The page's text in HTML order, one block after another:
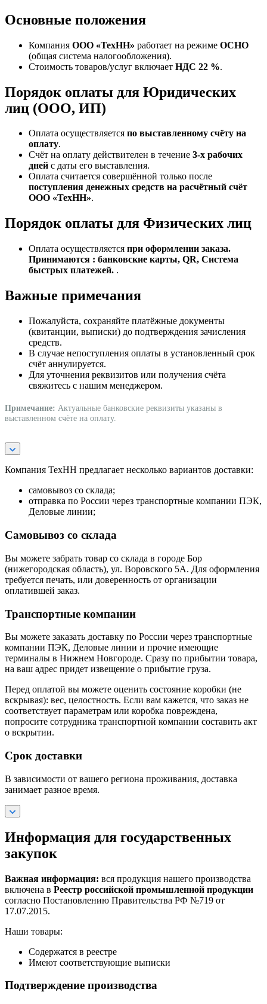
Основные положения
Компания ООО «ТехНН» работает на режиме ОСНО
(общая система налогообложения).
Стоимость товаров/услуг включает НДС 22 %.
Порядок оплаты для Юридических
лиц (ООО, ИП)
Оплата осуществляется по выставленному счёту на
оплату.
Счёт на оплату действителен в течение 3‑х рабочих
дней с даты его выставления.
Оплата считается совершённой только после
поступления денежных средств на расчётный счёт
ООО «ТехНН».
Порядок оплаты для Физических лиц
Оплата осуществляется при оформлении заказа.
Принимаются : банковские карты, QR, Система
быстрых платежей. .
Важные примечания
Пожалуйста, сохраняйте платёжные документы
(квитанции, выписки) до подтверждения зачисления
средств.
В случае непоступления оплаты в установленный срок
счёт аннулируется.
Для уточнения реквизитов или получения счёта
свяжитесь с нашим менеджером.
Примечание: Актуальные банковские реквизиты указаны в
выставленном счёте на оплату.
Компания ТехНН предлагает несколько вариантов доставки:
самовывоз со склада;
отправка по России через транспортные компании ПЭК,
Деловые линии;
Самовывоз со склада
Вы можете забрать товар со склада в городе Бор
(нижегородская область), ул. Воровского 5А. Для оформления
требуется печать, или доверенность от организации
оплатившей заказ.
Транспортные компании
Вы можете заказать доставку по России через транспортные
компании ПЭК, Деловые линии и прочие имеющие
терминалы в Нижнем Новгороде. Сразу по прибытии товара,
на ваш адрес придет извещение о прибытие груза.
Перед оплатой вы можете оценить состояние коробки (не
вскрывая): вес, целостность. Если вам кажется, что заказ не
соответствует параметрам или коробка повреждена,
попросите сотрудника транспортной компании составить акт
о вскрытии.
Срок доставки
В зависимости от вашего региона проживания, доставка
занимает разное время.
Информация для государственных
закупок
Важная информация: вся продукция нашего производства
включена в Реестр российской промышленной продукции
согласно Постановлению Правительства РФ №719 от
17.07.2015.
Наши товары:
Содержатся в реестре
Имеют соответствующие выписки
Подтверждение производства